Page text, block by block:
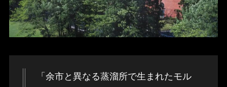
「余市と異なる蒸溜所で生まれたモル